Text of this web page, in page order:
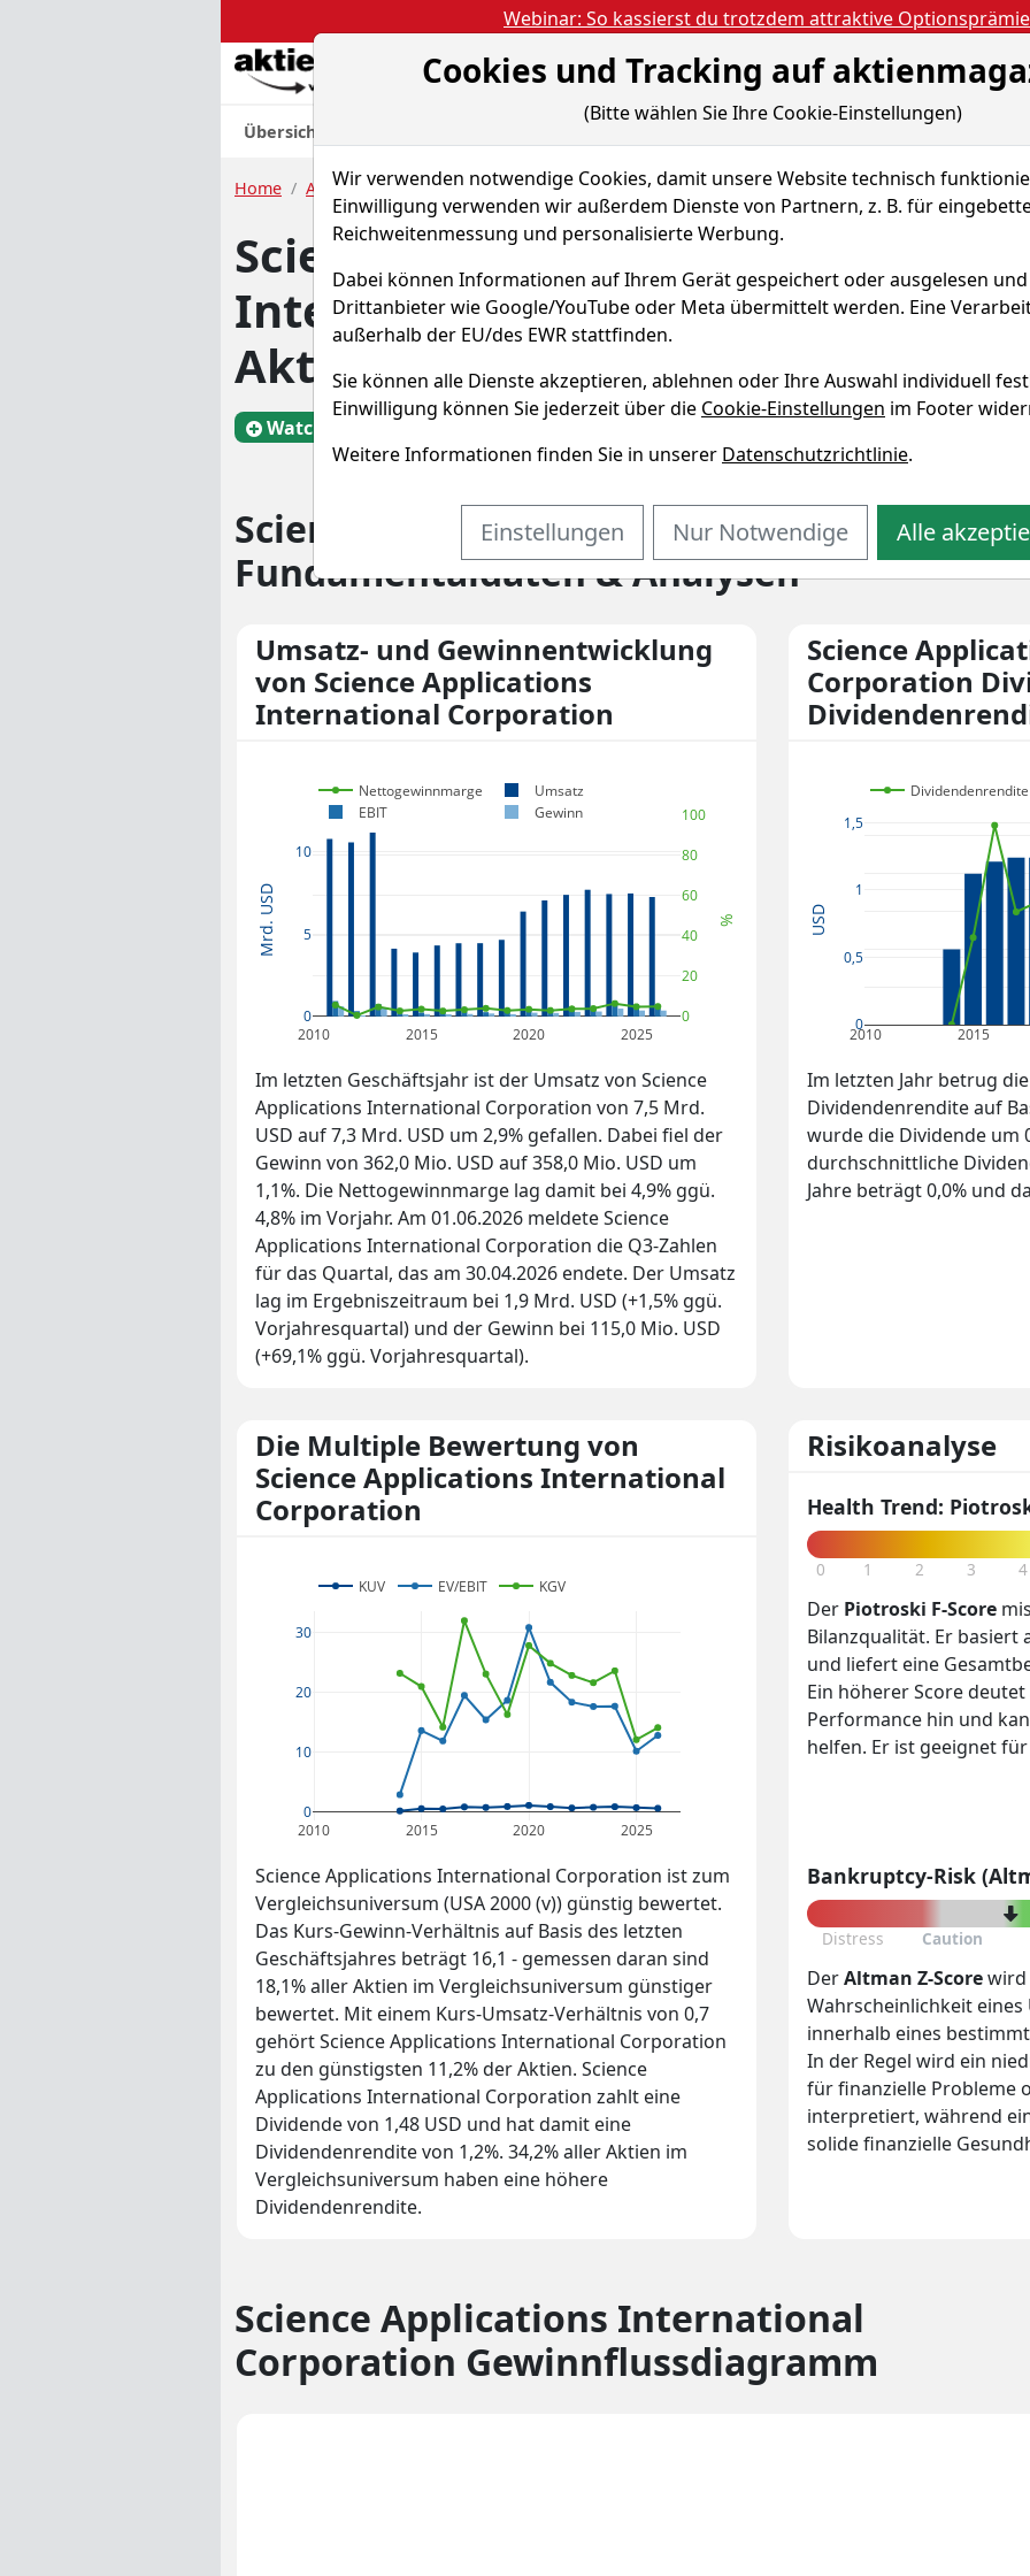
Webinar: So kassierst du trotzdem attraktive
Aktien Nachrichten Magazine Aktien- und
Gratis
Übersicht
Home Aktien Science Applications International Corporation Fundamentaldaten
Science Applications
International Corporation
Aktie
Watchlist SAIC WKN A1W5U2
Science Applications International
Fundamentaldaten & Analysen
Umsatz- und Gewinnentwicklung
von Science Applications
International Corporation
2010 2015 2020 2025
0
5
10
0
20
40
60
80
100
Nettogewinnmarge
Umsatz
EBIT
Gewinn
Mrd. USD %
Im letzten Geschäftsjahr ist der Umsatz von Science
Applications International Corporation von 7,5 Mrd.
USD auf 7,3 Mrd. USD um 2,9% gefallen. Dabei fiel der
Gewinn von 362,0 Mio. USD auf 358,0 Mio. USD um
1,1%. Die Nettogewinnmarge lag damit bei 4,9% ggü.
4,8% im Vorjahr. Am 01.06.2026 meldete Science
Applications International Corporation die Q3-Zahlen
für das Quartal, das am 30.04.2026 endete. Der Umsatz
lag im Ergebniszeitraum bei 1,9 Mrd. USD (+1,5% ggü.
Vorjahresquartal) und der Gewinn bei 115,0 Mio. USD
(+69,1% ggü. Vorjahresquartal).
Science
Corporation
2010 2015
0
0,5
1
1,5
Dividendenrendite
USD
Im letzten Jahr betrug
Dividendenrendite auf
wurde die Dividende um
durchschnittliche
Jahre beträgt 0,0% und
Die Multiple Bewertung von
Science Applications International
Corporation
2010 2015 2020 2025
0
10
20
30
KUV EV/EBIT KGV
Science Applications International Corporation ist zum
Vergleichsuniversum (USA 2000 (v)) günstig bewertet.
Das Kurs-Gewinn-Verhältnis auf Basis des letzten
Geschäftsjahres beträgt 16,1 - gemessen daran sind
18,1% aller Aktien im Vergleichsuniversum günstiger
bewertet. Mit einem Kurs-Umsatz-Verhältnis von 0,7
gehört Science Applications International Corporation
zu den günstigsten 11,2% der Aktien. Science
Applications International Corporation zahlt eine
Dividende von 1,48 USD und hat damit eine
Dividendenrendite von 1,2%. 34,2% aller Aktien im
Vergleichsuniversum haben eine höhere
Dividendenrendite.
Risikoanalyse
Health Trend:
0 1 2 3 4
Der Piotroski F-Score
Bilanzqualität. Er basiert
und liefert eine
Ein höherer Score
Performance hin und
helfen. Er ist geeignet
Bankruptcy-Risk
Distress Caution
DerAltman Z-Scorewird
Wahrscheinlichkeit
innerhalb eines
In der Regel wird ein
für finanzielle Probleme
interpretiert, während
solide finanzielle
Science Applications International
Corporation Gewinnflussdiagramm
Cookies und Tracking auf
(Bitte wählen Sie Ihre Cookie-Einstellungen)
Wir verwenden notwendige Cookies, damit unsere Website technisch
Einwilligung verwenden wir außerdem Dienste von Partnern, z. B. für
Reichweitenmessung und personalisierte Werbung.
Dabei können Informationen auf Ihrem Gerät gespeichert oder ausgelesen
Drittanbieter wie Google/YouTube oder Meta übermittelt werden. Eine
außerhalb der EU/des EWR stattfinden.
Sie können alle Dienste akzeptieren, ablehnen oder Ihre Auswahl individuell
Einwilligung können Sie jederzeit über die Cookie-Einstellungen im Footer
Weitere Informationen finden Sie in unserer Datenschutzrichtlinie.
Einstellungen Nur Notwendige Alle